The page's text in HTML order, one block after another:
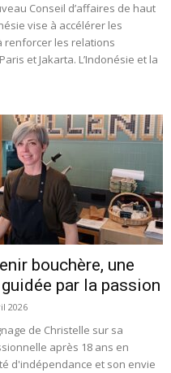
Conseil d’affaires de haut
vise à accélérer les
renforcer les relations
et Jakarta. L’Indonésie et la
bouchère, une
par la passion
2026
de Christelle sur sa
après 18 ans en
d'indépendance et son envie